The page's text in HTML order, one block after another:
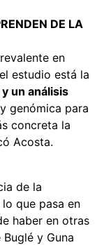
DE LA
en
estudio está la
un análisis
y genómica para
concreta la
Acosta.
de la
que pasa en
haber en otras
y Guna